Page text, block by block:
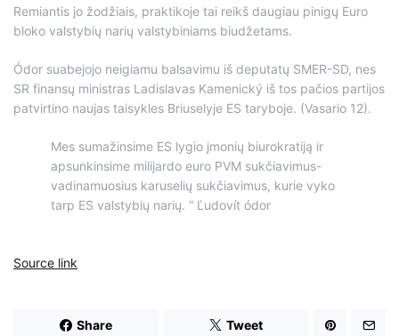
Remiantis jo žodžiais, praktikoje tai reikš daugiau pinigų Euro
bloko valstybių narių valstybiniams biudžetams.
Ódor suabejojo ​​neigiamu balsavimu iš deputatų SMER-SD, nes
SR finansų ministras Ladislavas Kamenický iš tos pačios partijos
patvirtino naujas taisykles Briuselyje ES taryboje. (Vasario 12).
Mes sumažinsime ES lygio įmonių biurokratiją ir
apsunkinsime milijardo euro PVM sukčiavimus-
vadinamuosius karuselių sukčiavimus, kurie vyko
tarp ES valstybių narių. “ Ľudovít ódor
Source link
Share Tweet